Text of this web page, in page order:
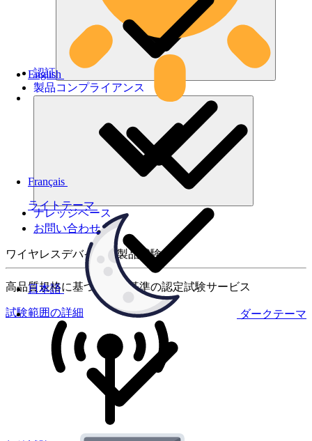
ライトテーマ
ダークテーマ
English
Français
日本語
認証
製品コンプライアンス
ナレッジベース
お問い合わせ
ワイヤレスデバイスの製品試験
高品質規格に基づく国際基準の認定試験サービス
試験範囲の詳細